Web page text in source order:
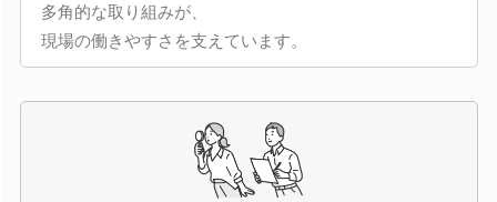
多角的な取り組みが、
現場の働きやすさを支えています。